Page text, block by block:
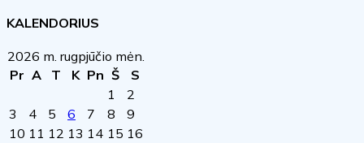
KALENDORIUS
2026 m. rugpjūčio mėn.
Pr A T K Pn Š
S
1
2
3
4 5 6 7 8
9
10 11 12 13 14 15 16